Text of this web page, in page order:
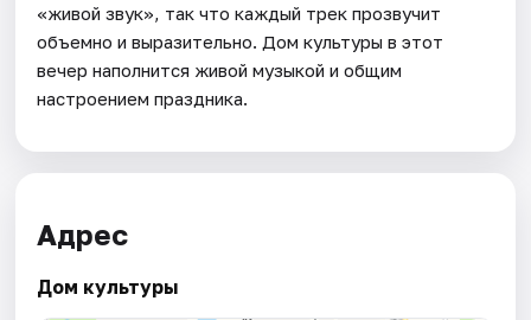
«живой звук», так что каждый трек прозвучит
объемно и выразительно. Дом культуры в этот
вечер наполнится живой музыкой и общим
настроением праздника.
Адрес
Дом культуры